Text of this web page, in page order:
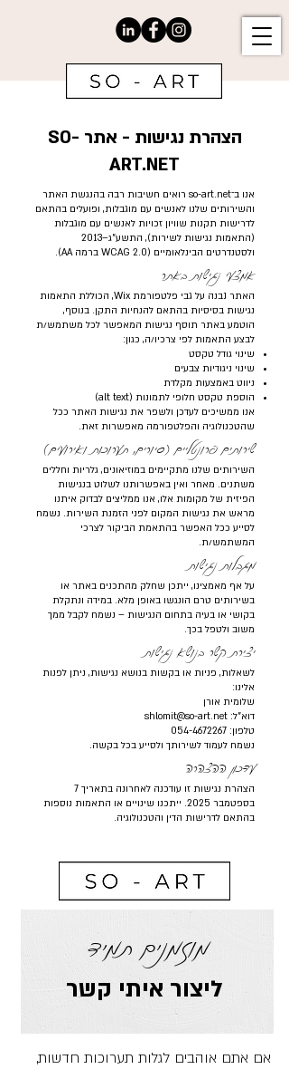
הצהרת נגישות - אתר SO-
ART.NET
אנו ב־so-art.net רואים חשיבות רבה בהנגשת האתר
והשירותים שלנו לאנשים עם מוגבלות, ופועלים בהתאם
לדרישות תקנות שוויון זכויות לאנשים עם מוגבלות
(התאמות נגישות לשירות), התשע"ג–2013
ולסטנדרטים הבינלאומיים (WCAG 2.0 ברמה AA).
אמצעי נגישות באתר
האתר נבנה על גבי פלטפורמת Wix, הכוללת התאמות
נגישות בסיסיות בהתאם להנחיות התקן. בנוסף,
הוטמע באתר תוסף נגישות המאפשר לכל משתמש/ת
לבצע התאמות לפי צרכיו/ה, כגון:
שינוי גודל טקסט
שינוי ניגודיות צבעים
ניווט באמצעות מקלדת
הוספת טקסט חלופי לתמונות (alt text)
אנו ממשיכים לעדכן ולשפר את נגישות האתר ככל
שהטכנולוגיה והפלטפורמה מאפשרות זאת.
שירותים פרונטליים (סיורים, תערוכות ואירועים)
השירותים שלנו מתקיימים במוזיאונים, גלריות וחללים
משתנים. מאחר ואין באפשרותנו לשלוט בנגישות
הפיזית של מקומות אלו, אנו ממליצים לבדוק איתנו
מראש את נגישות המקום לפני הזמנת השירות. נשמח
לסייע ככל האפשר בהתאמת הביקור לצרכי
המשתמש/ת.
מגבלות נגישות
על אף מאמצינו, ייתכן שחלק מהתכנים באתר או
בשירותים טרם הונגשו באופן מלא. במידה ונתקלת
בקושי או בעיה בתחום הנגישות – נשמח לקבל ממך
משוב ולטפל בכך.
יצירת קשר בנושא נגישות
לשאלות, פניות או בקשות בנושא נגישות, ניתן לפנות
אלינו:
שלומית אורן
דוא"ל: shlomit@so-art.net
טלפון: 054-4672267
נשמח לעמוד לשירותך ולסייע בכל בקשה.
עדכון ההצהרה
הצהרת נגישות זו עודכנה לאחרונה בתאריך 7
בספטמבר 2025. ייתכנו שינויים או התאמות נוספות
בהתאם לדרישות הדין והטכנולוגיה.
ליצור איתי קשר
מוזמנים תמיד
אם אתם אוהבים לגלות תערוכות חדשות,